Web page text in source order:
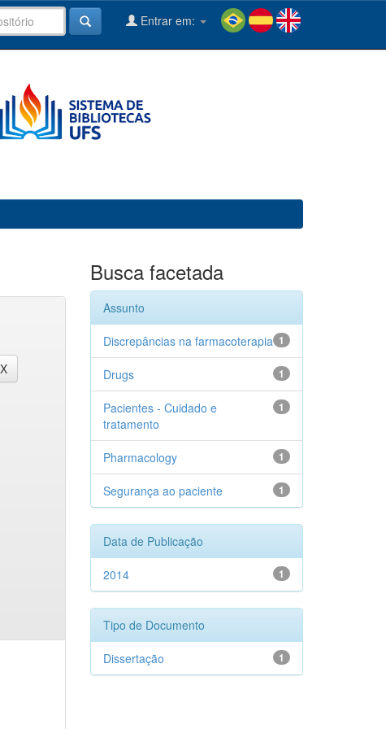
Entrar em:
Busca facetada
Assunto
1
Discrepâncias na farmacoterapia
1
Drugs
1
Pacientes - Cuidado e
tratamento
1
Pharmacology
1
Segurança ao paciente
Data de Publicação
1
2014
Tipo de Documento
1
Dissertação